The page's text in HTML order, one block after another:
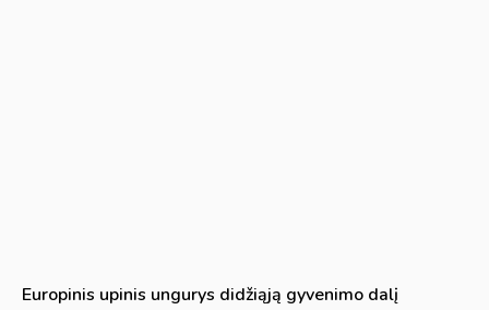
Europinis upinis ungurys didžiąją gyvenimo dalį